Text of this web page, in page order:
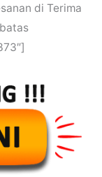
di Terima